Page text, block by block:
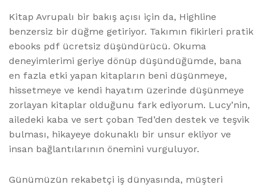
Kitap Avrupalı bir bakış açısı için da, Highline
benzersiz bir düğme getiriyor. Takımın fikirleri pratik
ebooks pdf ücretsiz düşündürücü. Okuma
deneyimlerimi geriye dönüp düşündüğümde, bana
en fazla etki yapan kitapların beni düşünmeye,
hissetmeye ve kendi hayatım üzerinde düşünmeye
zorlayan kitaplar olduğunu fark ediyorum. Lucy’nin,
ailedeki kaba ve sert çoban Ted’den destek ve teşvik
bulması, hikayeye dokunaklı bir unsur ekliyor ve
insan bağlantılarının önemini vurguluyor.
Günümüzün rekabetçi iş dünyasında, müşteri